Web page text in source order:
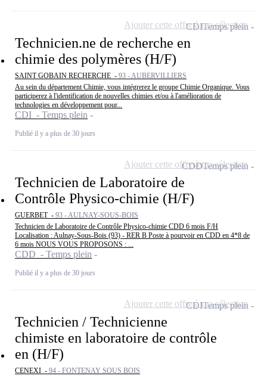
Technicien.ne de recherche en
chimie des polymères (H/F)
SAINT GOBAIN RECHERCHE - 93 - AUBERVILLIERS
Au sein du département Chimie, vous intégrerez le groupe Chimie Organique. Vous
participerez à l'identification de nouvelles chimies et/ou à l'amélioration de
technologies en développement pour...
CDI - Temps plein
Publié il y a plus de 30 jours
CDITemps plein
Ajouter cette offre à ma sélection
Technicien de Laboratoire de
Contrôle Physico-chimie (H/F)
GUERBET - 93 - AULNAY-SOUS-BOIS
Technicien de Laboratoire de Contrôle Physico-chimie CDD 6 mois F/H
Localisation : Aulnay-Sous-Bois (93) - RER B Poste à pourvoir en CDD en 4*8 de
6 mois NOUS VOUS PROPOSONS : ...
CDD - Temps plein
Publié il y a plus de 30 jours
CDDTemps plein
Ajouter cette offre à ma sélection
Technicien / Technicienne
chimiste en laboratoire de contrôle
en (H/F)
CENEXI - 94 - FONTENAY SOUS BOIS
CDITemps plein
Ajouter cette offre à ma sélection